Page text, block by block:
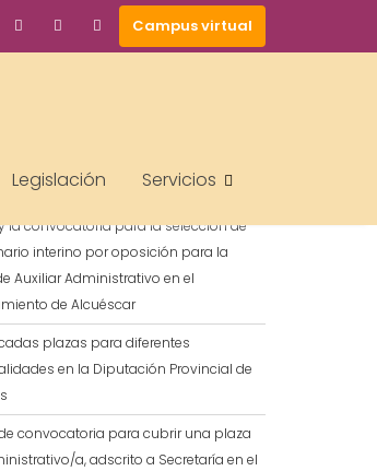
Campus virtual
Legislación Servicios
RECIENTES
la convocatoria para la selección de
interino por oposición para la
Auxiliar Administrativo en el
de Alcuéscar
plazas para diferentes
en la Diputación Provincial de
convocatoria para cubrir una plaza
a, adscrito a Secretaría en el